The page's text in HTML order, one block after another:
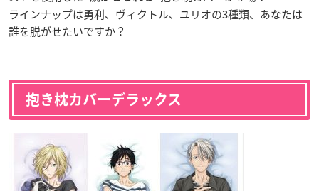
ラインナップは勇利、ヴィクトル、ユリオの3種類、あなたは
誰を脱がせたいですか？
抱き枕カバーデラックス